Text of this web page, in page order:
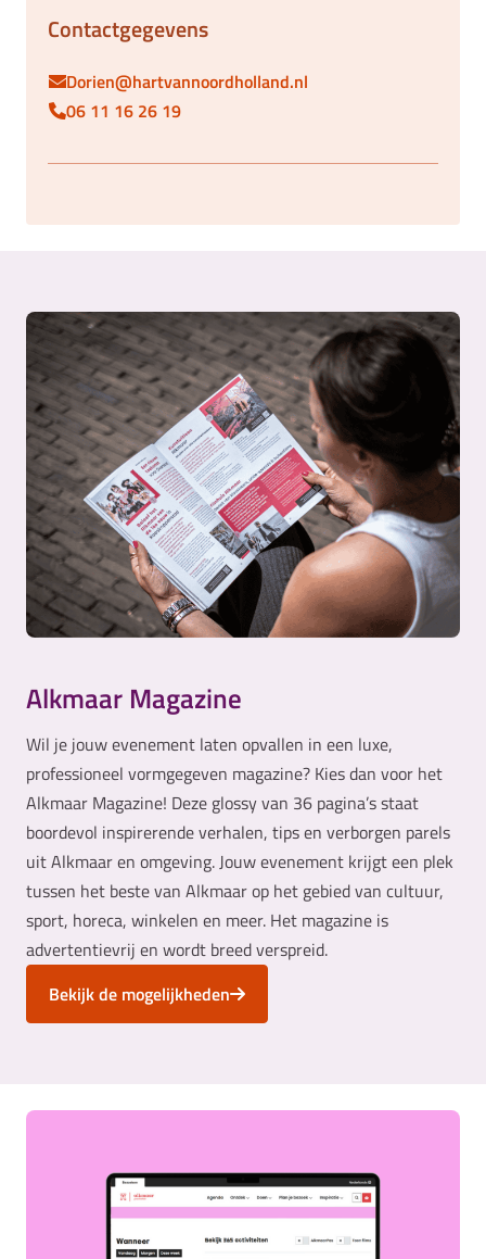
Contactgegevens
Dorien@hartvannoordholland.nl
06 11 16 26 19
Alkmaar Magazine
Wil je jouw evenement laten opvallen in een luxe,
professioneel vormgegeven magazine? Kies dan voor het
Alkmaar Magazine! Deze glossy van 36 pagina’s staat
boordevol inspirerende verhalen, tips en verborgen parels
uit Alkmaar en omgeving. Jouw evenement krijgt een plek
tussen het beste van Alkmaar op het gebied van cultuur,
sport, horeca, winkelen en meer. Het magazine is
advertentievrij en wordt breed verspreid.
Bekijk de mogelijkheden